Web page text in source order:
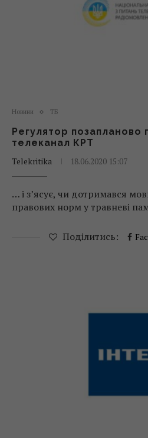
Новини ТБ
Регулятор позапланово
телеканал КРТ
Telekritika
18.06.2020 15:07
… і з’ясує, чи дотримався
правових норм у травневі
Поділитись: